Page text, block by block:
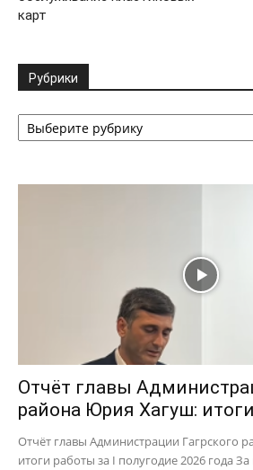
карт
Рубрики
Рубрики
Отчёт главы
района Юрия Хагуш:
Отчёт главы Администрации Гагрского
итоги работы за I полугодие 2026 года